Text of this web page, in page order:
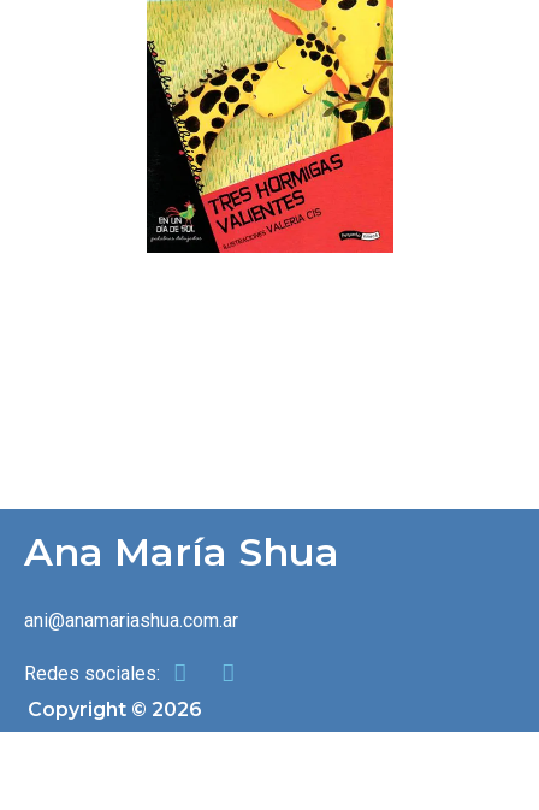
Ana María Shua
ani@anamariashua.com.ar
Redes sociales:
Copyright © 2026